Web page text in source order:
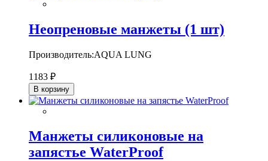
Неопреновые манжеты (1 шт)
Производитель:AQUA LUNG
1183 ₽
В корзину
Манжеты силиконовые на
запястье WaterProof